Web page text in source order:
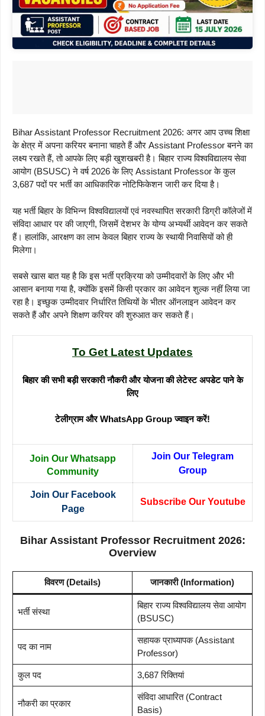
Bihar Assistant Professor Recruitment 2026: अगर आप उच्च शिक्षा
के क्षेत्र में अपना करियर बनाना चाहते हैं और Assistant Professor बनने का
लक्ष्य रखते हैं, तो आपके लिए बड़ी खुशखबरी है। बिहार राज्य विश्वविद्यालय सेवा
आयोग (BSUSC) ने वर्ष 2026 के लिए Assistant Professor के कुल
3,687 पदों पर भर्ती का आधिकारिक नोटिफिकेशन जारी कर दिया है।
यह भर्ती बिहार के विभिन्न विश्वविद्यालयों एवं नवस्थापित सरकारी डिग्री कॉलेजों में
संविदा आधार पर की जाएगी, जिसमें देशभर के योग्य अभ्यर्थी आवेदन कर सकते
हैं। हालांकि, आरक्षण का लाभ केवल बिहार राज्य के स्थायी निवासियों को ही
मिलेगा।
सबसे खास बात यह है कि इस भर्ती प्रक्रिया को उम्मीदवारों के लिए और भी
आसान बनाया गया है, क्योंकि इसमें किसी प्रकार का आवेदन शुल्क नहीं लिया जा
रहा है। इच्छुक उम्मीदवार निर्धारित तिथियों के भीतर ऑनलाइन आवेदन कर
सकते हैं और अपने शिक्षण करियर की शुरुआत कर सकते हैं।
To Get Latest Updates
बिहार की सभी बड़ी सरकारी नौकरी और योजना की लेटेस्ट अपडेट पाने के
लिए
टेलीग्राम और WhatsApp Group ज्वाइन करें!
Join Our Whatsapp
Community
Join Our Telegram
Group
Join Our Facebook
Page
Subscribe Our Youtube
Bihar Assistant Professor Recruitment 2026:
Overview
विवरण (Details) जानकारी (Information)
भर्ती संस्था
बिहार राज्य विश्वविद्यालय सेवा आयोग
(BSUSC)
पद का नाम
सहायक प्राध्यापक (Assistant
Professor)
कुल पद 3,687 रिक्तियां
नौकरी का प्रकार
संविदा आधारित (Contract
Basis)